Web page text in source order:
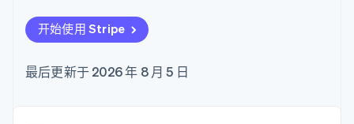
预构建支付界
面
Elements
Payment
接入 125+ 种支
Tax
销售税和增值
Recognition
Stripe Sigma
嵌入式金融
财务自动化
全球化企业
交易市场
实施预置结账流程
构建平台或交易市场
管理订阅
发行稳定币支持的支付卡
专业服务
公司
产品路线图
开始使用 Stripe
最后更新于 2026 年 8 月 5 日